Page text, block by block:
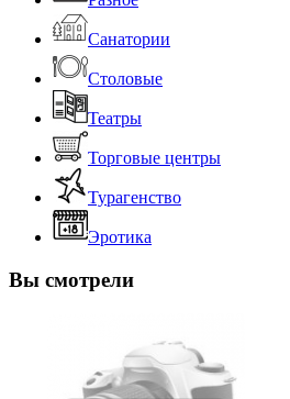
Санатории
Столовые
Театры
Торговые центры
Турагенство
Эротика
Вы смотрели